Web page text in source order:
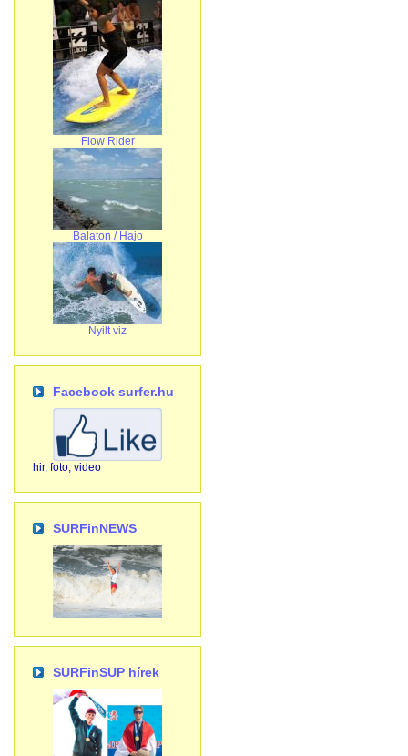
Flow Rider
Balaton / Hajo
Nyilt viz
Facebook surfer.hu
hir, foto, video
SURFinNEWS
SURFinSUP hírek